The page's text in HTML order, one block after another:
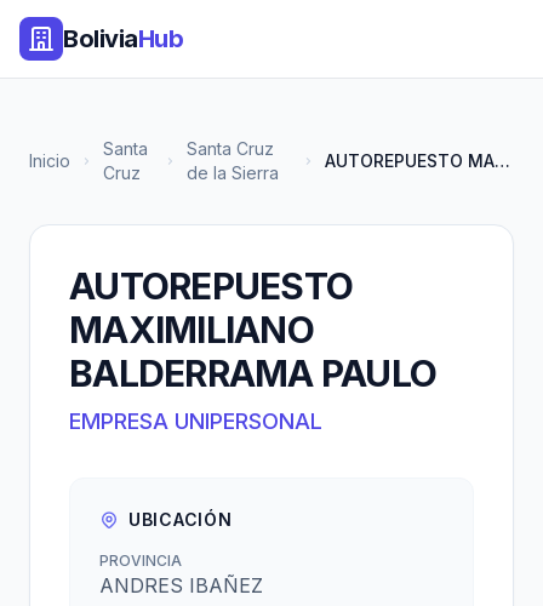
BoliviaHub
Inicio
Santa
Cruz
Santa Cruz
de la Sierra
AUTOREPUESTO MAXIMILIANO BALDE...
AUTOREPUESTO
MAXIMILIANO
BALDERRAMA PAULO
EMPRESA UNIPERSONAL
UBICACIÓN
PROVINCIA
ANDRES IBAÑEZ